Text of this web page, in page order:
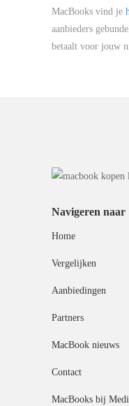
MacBooks vind je
aanbieders
betaalt voor jouw
Navigeren naar
Home
Vergelijken
Aanbiedingen
Partners
MacBook nieuws
Contact
MacBooks bij